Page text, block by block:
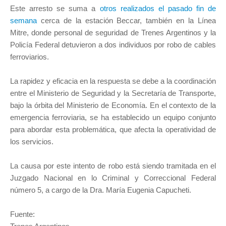
Este arresto se suma a otros realizados el pasado fin de
semana cerca de la estación Beccar, también en la Línea
Mitre, donde personal de seguridad de Trenes Argentinos y la
Policía Federal detuvieron a dos individuos por robo de cables
ferroviarios.
La rapidez y eficacia en la respuesta se debe a la coordinación
entre el Ministerio de Seguridad y la Secretaría de Transporte,
bajo la órbita del Ministerio de Economía. En el contexto de la
emergencia ferroviaria, se ha establecido un equipo conjunto
para abordar esta problemática, que afecta la operatividad de
los servicios.
La causa por este intento de robo está siendo tramitada en el
Juzgado Nacional en lo Criminal y Correccional Federal
número 5, a cargo de la Dra. María Eugenia Capucheti.
Fuente: